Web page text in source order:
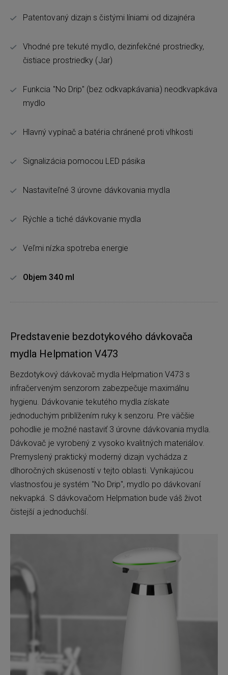
Patentovaný dizajn s čistými líniami od dizajnéra
Vhodné pre tekuté mydlo, dezinfekčné prostriedky,
čistiace prostriedky (Jar)
Funkcia "No Drip" (bez odkvapkávania) neodkvapkáva
mydlo
Hlavný vypínač a batéria chránené proti vlhkosti
Signalizácia pomocou LED pásika
Nastaviteľné 3 úrovne dávkovania mydla
Rýchle a tiché dávkovanie mydla
Veľmi nízka spotreba energie
Objem 340 ml
Predstavenie bezdotykového dávkovača
mydla Helpmation V473
Bezdotykový dávkovač mydla Helpmation V473 s
infračerveným senzorom zabezpečuje maximálnu
hygienu. Dávkovanie tekutého mydla získate
jednoduchým priblížením ruky k senzoru. Pre väčšie
pohodlie je možné nastaviť 3 úrovne dávkovania mydla.
Dávkovač je vyrobený z vysoko kvalitných materiálov.
Premyslený praktický moderný dizajn vychádza z
dlhoročných skúseností v tejto oblasti. Vynikajúcou
vlastnosťou je systém "No Drip", mydlo po dávkovaní
nekvapká. S dávkovačom Helpmation bude váš život
čistejší a jednoduchší.